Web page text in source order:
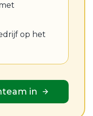
op het
in